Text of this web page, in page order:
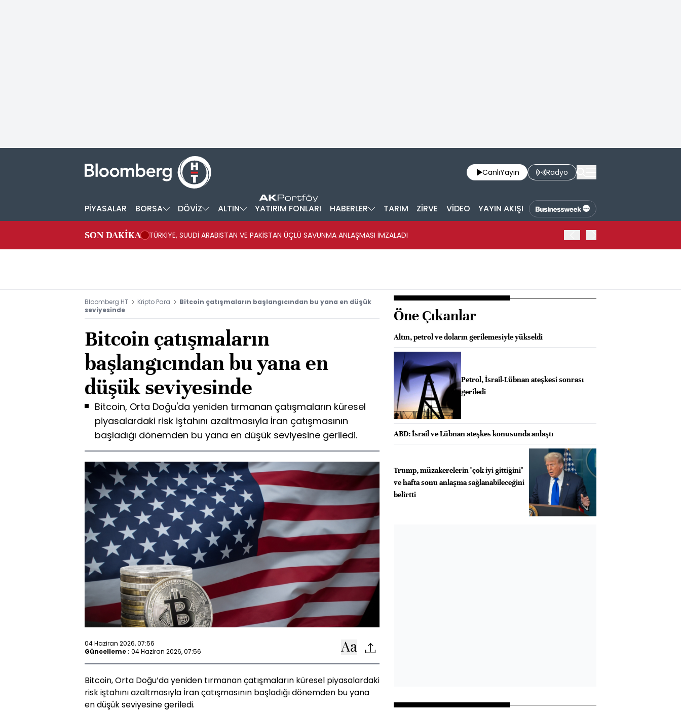
CanlıYayın Radyo
PİYASALAR BORSA DÖVİZ ALTIN YATIRIM FONLARI HABERLER TARIM ZİRVE VİDEO YAYIN AKIŞI
SON DAKİKA TÜRKİYE, SUUDİ ARABİSTAN VE PAKİSTAN ÜÇLÜ SAVUNMA ANLAŞMASI İMZALADI
Bloomberg HT Kripto Para
Bitcoin çatışmaların başlangıcından bu yana en düşük
seviyesinde
Bitcoin çatışmaların
başlangıcından bu yana en
düşük seviyesinde
Bitcoin, Orta Doğu'da yeniden tırmanan çatışmaların küresel
piyasalardaki risk iştahını azaltmasıyla İran çatışmasının
başladığı dönemden bu yana en düşük seviyesine geriledi.
04 Haziran 2026, 07:56
Güncelleme : 04 Haziran 2026, 07:56
Bitcoin, Orta Doğu’da yeniden tırmanan çatışmaların küresel piyasalardaki
risk iştahını azaltmasıyla İran çatışmasının başladığı dönemden bu yana
en düşük seviyesine geriledi.
Öne Çıkanlar
Altın, petrol ve doların gerilemesiyle yükseldi
Petrol, İsrail-Lübnan ateşkesi sonrası
geriledi
ABD: İsrail ve Lübnan ateşkes konusunda anlaştı
Trump, müzakerelerin "çok iyi gittiğini"
ve hafta sonu anlaşma sağlanabileceğini
belirtti